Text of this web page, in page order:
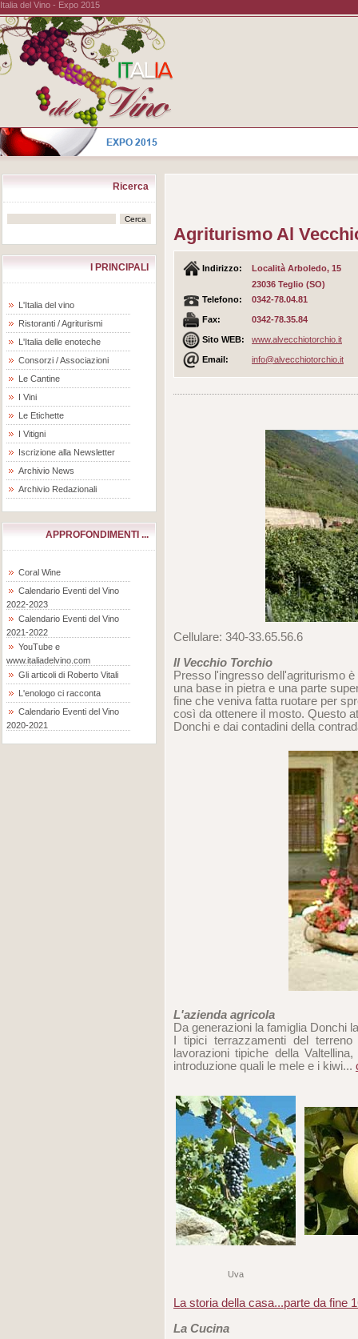
Italia del Vino - Expo 2015
Ricerca
I PRINCIPALI
L'Italia del vino
Ristoranti / Agriturismi
L'Italia delle enoteche
Consorzi / Associazioni
Le Cantine
I Vini
Le Etichette
I Vitigni
Iscrizione alla Newsletter
Archivio News
Archivio Redazionali
APPROFONDIMENTI ...
Coral Wine
Calendario Eventi del Vino
2022-2023
Calendario Eventi del Vino
2021-2022
YouTube e
www.italiadelvino.com
Gli articoli di Roberto Vitali
L'enologo ci racconta
Calendario Eventi del Vino
2020-2021
Agriturismo Al
Indirizzo:
Località Arboledo, 15
23036 Teglio (SO)
Telefono:
0342-78.04.81
Fax: 0342-78.35.84
Sito WEB: www.alvecchiotorchio.it
Email: info@alvecchiotorchio.it
Cellulare: 340-33.65.56.6
Il Vecchio Torchio
Presso l'ingresso dell'agriturismo
una base in pietra e una parte
fine che veniva fatta ruotare per
così da ottenere il mosto. Questo
Donchi e dai contadini della
L'azienda agricola
Da generazioni la famiglia Donchi
I tipici terrazzamenti del
lavorazioni tipiche della
introduzione quali le mele e i kiwi...
Uva
La storia della casa...parte da fine
La Cucina